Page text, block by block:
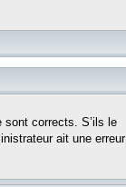
sont corrects. S’ils le
ait une erreur